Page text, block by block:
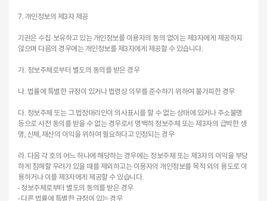
7. 개인정보의 제3자 제공
기관은 수집·보유하고 있는 개인정보를 이용자의 동의 없이는 제3자에게 제공하지
않으며 다음의 경우에는 개인정보를 제3자에게 제공할 수 있습니다.
가. 정보주체로부터 별도의 동의를 받은 경우
나. 법률에 특별한 규정이 있거나 법령상 의무를 준수하기 위하여 불가피한 경우
다. 정보주체 또는 그 법정대리인이 의사표시를 할 수 없는 상태에 있거나 주소불명
등으로 사전 동의를 받을 수 없는 경우로서 명백히 정보주체 또는 제3자의 급박한 생
명, 신체, 재산의 이익을 위하여 필요하다고 인정되는 경우
라. 다음 각 호의 어느 하나에 해당하는 경우에는 정보주체 또는 제3자의 이익을 부당
하게 침해할 우려가 있을 때를 제외하고는 이용자의 개인정보를 목적 외의 용도로 이
용하거나 이를 제3자에게 제공할 수 있습니다.
- 정보주체로부터 별도의 동의를 받은 경우
- 다른 법률에 특별한 규정이 있는 경우